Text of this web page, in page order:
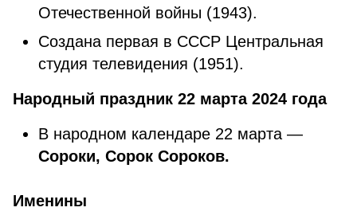
Отечественной войны (1943).
Создана первая в СССР Центральная
студия телевидения (1951).
Народный праздник 22 марта 2024 года
В народном календаре 22 марта —
Сороки, Сорок Сороков.
Именины